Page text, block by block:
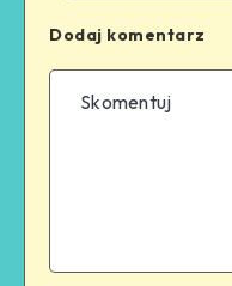
Dodaj komentarz